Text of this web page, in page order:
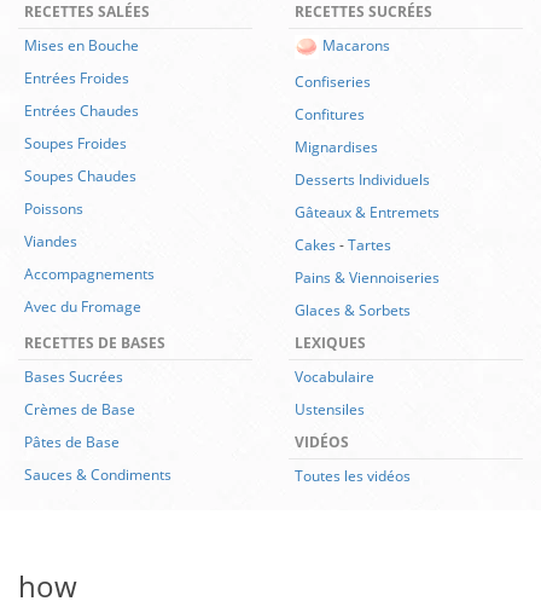
RECETTES SALÉES
Mises en Bouche
Entrées Froides
Entrées Chaudes
Soupes Froides
Soupes Chaudes
Poissons
Viandes
Accompagnements
Avec du Fromage
RECETTES SUCRÉES
Macarons
Confiseries
Confitures
Mignardises
Desserts Individuels
Gâteaux & Entremets
Cakes-Tartes
Pains & Viennoiseries
Glaces & Sorbets
RECETTES DE BASES
Bases Sucrées
Crèmes de Base
Pâtes de Base
Sauces & Condiments
LEXIQUES
Vocabulaire
Ustensiles
VIDÉOS
Toutes les vidéos
how